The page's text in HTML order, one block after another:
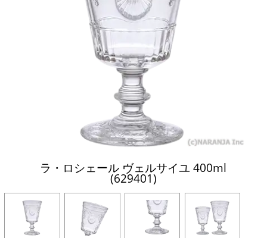
ラ・ロシェール ヴェルサイユ 400ml
(629401)